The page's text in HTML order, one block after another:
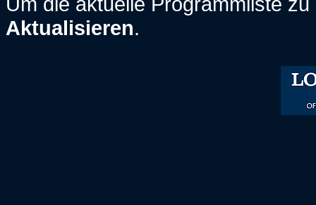
Aktualisieren.